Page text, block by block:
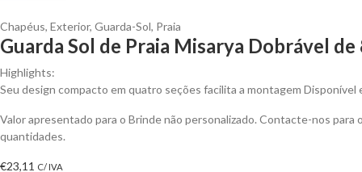
Chapéus, Exterior, Guarda-Sol, Praia
Guarda Sol de Praia Misarya Dobrável
Highlights:
Seu design compacto em quatro seções facilita a montagem Disponível
Valor apresentado para o Brinde não personalizado. Contacte-nos
quantidades.
€23,11 C/ IVA